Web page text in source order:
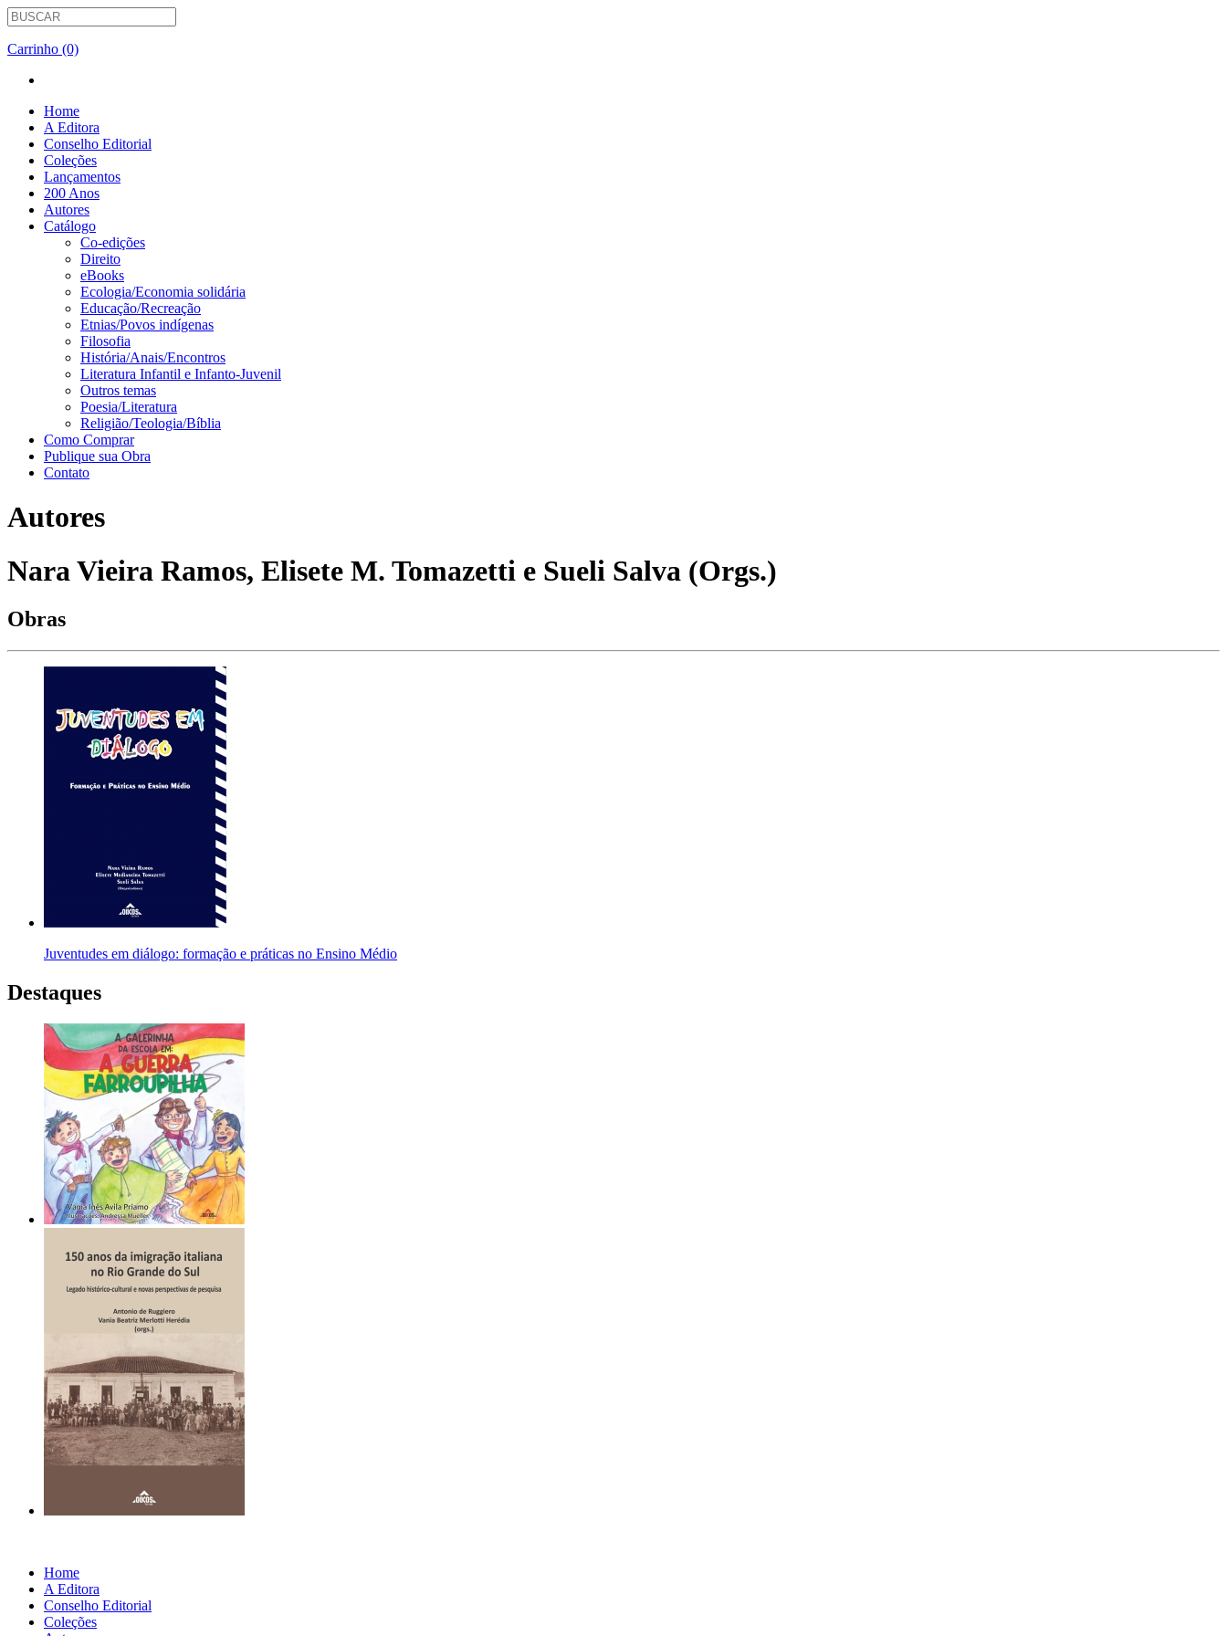
Carrinho (0)
Home
A Editora
Conselho Editorial
Coleções
Lançamentos
200 Anos
Autores
Catálogo
Co-edições
Direito
eBooks
Ecologia/Economia solidária
Educação/Recreação
Etnias/Povos indígenas
Filosofia
História/Anais/Encontros
Literatura Infantil e Infanto-Juvenil
Outros temas
Poesia/Literatura
Religião/Teologia/Bíblia
Como Comprar
Publique sua Obra
Contato
Autores
Nara Vieira Ramos, Elisete M. Tomazetti e Sueli Salva (Orgs.)
Obras
Juventudes em diálogo: formação e práticas no Ensino Médio
Destaques
Home
A Editora
Conselho Editorial
Coleções